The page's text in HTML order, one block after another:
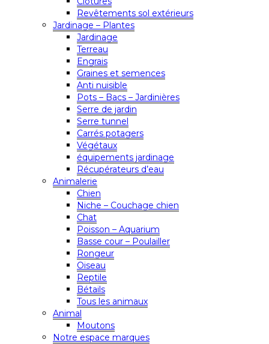
Revêtements sol extérieurs
Jardinage – Plantes
Jardinage
Terreau
Engrais
Graines et semences
Anti nuisible
Pots – Bacs – Jardinières
Serre de jardin
Serre tunnel
Carrés potagers
Végétaux
équipements jardinage
Récupérateurs d’eau
Animalerie
Chien
Niche – Couchage chien
Chat
Poisson – Aquarium
Basse cour – Poulailler
Rongeur
Oiseau
Reptile
Bétails
Tous les animaux
Animal
Moutons
Notre espace marques